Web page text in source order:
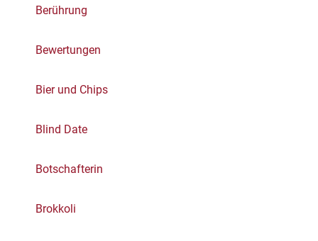
Berührung
Bewertungen
Bier und Chips
Blind Date
Botschafterin
Brokkoli